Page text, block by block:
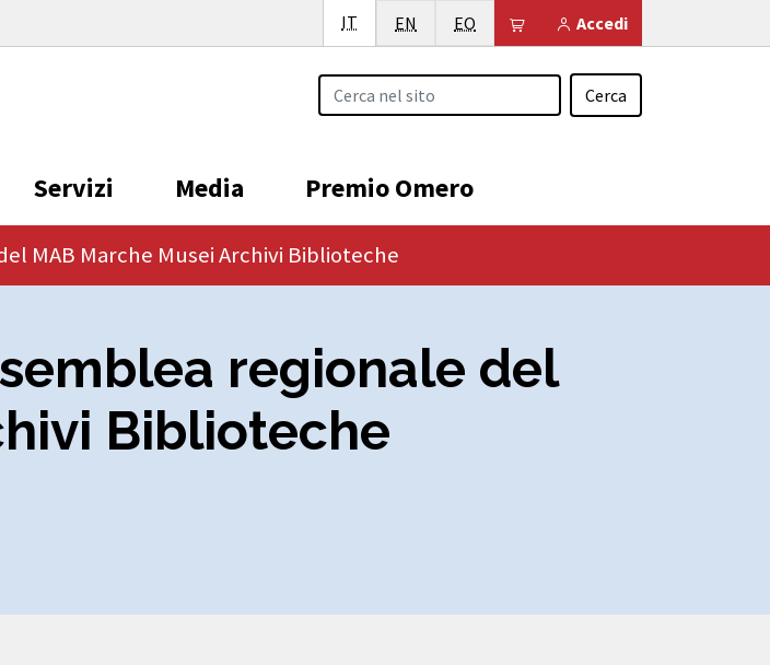
Accedi
Il tuo carrello è vuoto
IT Italiano
EN English
EO Esperanto
Cerca
Servizi Media Premio Omero
MAB Marche Musei Archivi Biblioteche
regionale del
Biblioteche